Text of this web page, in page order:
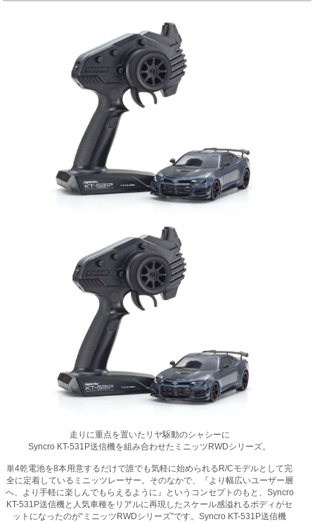
走りに重点を置いたリヤ駆動のシャシーに
Syncro KT-531P送信機を組み合わせたミニッツRWDシリーズ。
単4乾電池を8本用意するだけで誰でも気軽に始められるR/Cモデルとして完
全に定着しているミニッツレーサー。そのなかで、『より幅広いユーザー層
へ、より手軽に楽しんでもらえるように』というコンセプトのもと、Syncro
KT-531P送信機と人気車種をリアルに再現したスケール感溢れるボディがセ
ットになったのが“ミニッツRWDシリーズ”です。Syncro KT-531P送信機